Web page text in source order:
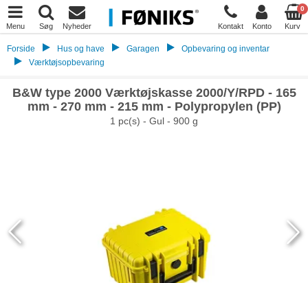
Menu Søg Nyheder Kontakt Konto
0
Kurv
Forside Hus og have Garagen
Opbevaring og inventar
Værktøjsopbevaring
B&W type 2000 Værktøjskasse 2000/Y/RPD - 165
mm - 270 mm - 215 mm - Polypropylen (PP)
1 pc(s) - Gul - 900 g